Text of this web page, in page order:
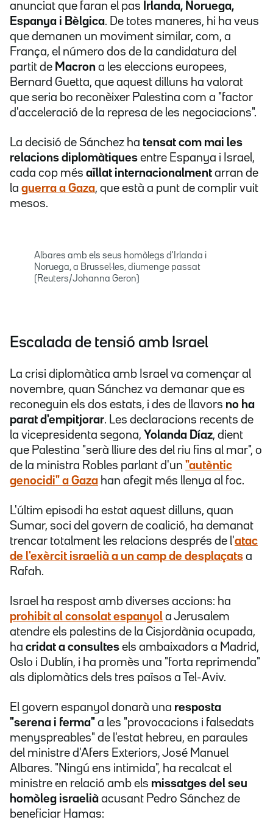
anunciat que faran el pas
Irlanda, Noruega,
Espanya i Bèlgica. De totes maneres, hi ha veus
que demanen un moviment similar, com, a
França, el número dos de la candidatura del
partit de Macron a les eleccions europees,
Bernard Guetta, que aquest dilluns ha valorat
que seria bo reconèixer Palestina com a "factor
d'acceleració de la represa de les negociacions".
La decisió de Sánchez ha tensat com mai les
relacions diplomàtiques entre Espanya i Israel,
cada cop més aïllat internacionalment arran de
la guerra a Gaza, que està a punt de complir vuit
mesos.
Albares amb els seus homòlegs d'Irlanda i
Noruega, a Brussel·les, diumenge passat
(Reuters/Johanna Geron)
Escalada de tensió amb Israel
La crisi diplomàtica amb Israel va començar al
novembre, quan Sánchez va demanar que es
reconeguin els dos estats, i des de llavors no ha
parat d'empitjorar. Les declaracions recents de
la vicepresidenta segona, Yolanda Díaz, dient
que Palestina "serà lliure des del riu fins al mar", o
de la ministra Robles parlant d'un "autèntic
genocidi" a Gaza han afegit més llenya al foc.
L'últim episodi ha estat aquest dilluns, quan
Sumar, soci del govern de coalició, ha demanat
trencar totalment les relacions després de l'atac
de l'exèrcit israelià a un camp de desplaçats a
Rafah.
Israel ha respost amb diverses accions: ha
prohibit al consolat espanyol a Jerusalem
atendre els palestins de la Cisjordània ocupada,
ha cridat a consultes els ambaixadors a Madrid,
Oslo i Dublín, i ha promès una "forta reprimenda"
als diplomàtics dels tres països a Tel-Aviv.
El govern espanyol donarà una resposta
"serena i ferma" a les "provocacions i falsedats
menyspreables" de l'estat hebreu, en paraules
del ministre d'Afers Exteriors, José Manuel
Albares. "Ningú ens intimida", ha recalcat el
ministre en relació amb els missatges del seu
homòleg israelià acusant Pedro Sánchez de
beneficiar Hamas: